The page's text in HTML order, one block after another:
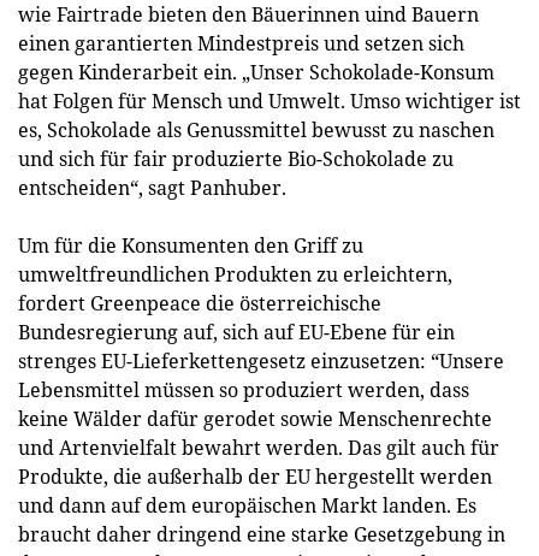
wie Fairtrade bieten den Bäuerinnen uind Bauern
einen garantierten Mindestpreis und setzen sich
gegen Kinderarbeit ein. „Unser Schokolade-Konsum
hat Folgen für Mensch und Umwelt. Umso wichtiger ist
es, Schokolade als Genussmittel bewusst zu naschen
und sich für fair produzierte Bio-Schokolade zu
entscheiden“, sagt Panhuber.
Um für die Konsumenten den Griff zu
umweltfreundlichen Produkten zu erleichtern,
fordert Greenpeace die österreichische
Bundesregierung auf, sich auf EU-Ebene für ein
strenges EU-Lieferkettengesetz einzusetzen: “Unsere
Lebensmittel müssen so produziert werden, dass
keine Wälder dafür gerodet sowie Menschenrechte
und Artenvielfalt bewahrt werden. Das gilt auch für
Produkte, die außerhalb der EU hergestellt werden
und dann auf dem europäischen Markt landen. Es
braucht daher dringend eine starke Gesetzgebung in